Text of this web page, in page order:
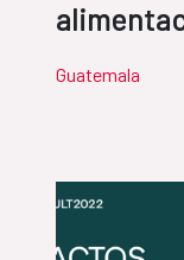
Guatemala